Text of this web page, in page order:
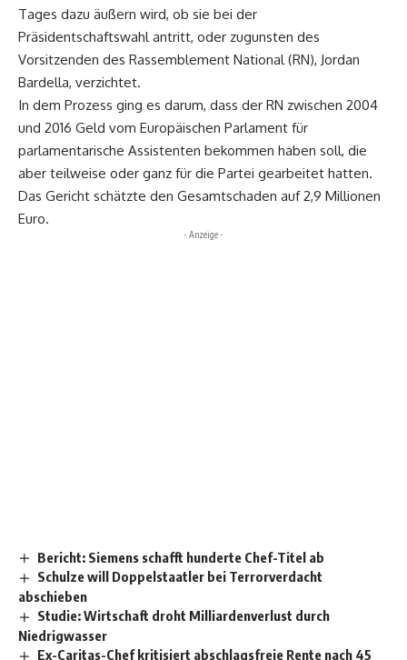
Tages dazu äußern wird, ob sie bei der
Präsidentschaftswahl antritt, oder zugunsten des
Vorsitzenden des Rassemblement National (RN), Jordan
Bardella, verzichtet.
In dem Prozess ging es darum, dass der RN zwischen 2004
und 2016 Geld vom Europäischen Parlament für
parlamentarische Assistenten bekommen haben soll, die
aber teilweise oder ganz für die Partei gearbeitet hatten.
Das Gericht schätzte den Gesamtschaden auf 2,9 Millionen
Euro.
- Anzeige -
Bericht: Siemens schafft hunderte Chef-Titel ab
Schulze will Doppelstaatler bei Terrorverdacht
abschieben
Studie: Wirtschaft droht Milliardenverlust durch
Niedrigwasser
Ex-Caritas-Chef kritisiert abschlagsfreie Rente nach 45